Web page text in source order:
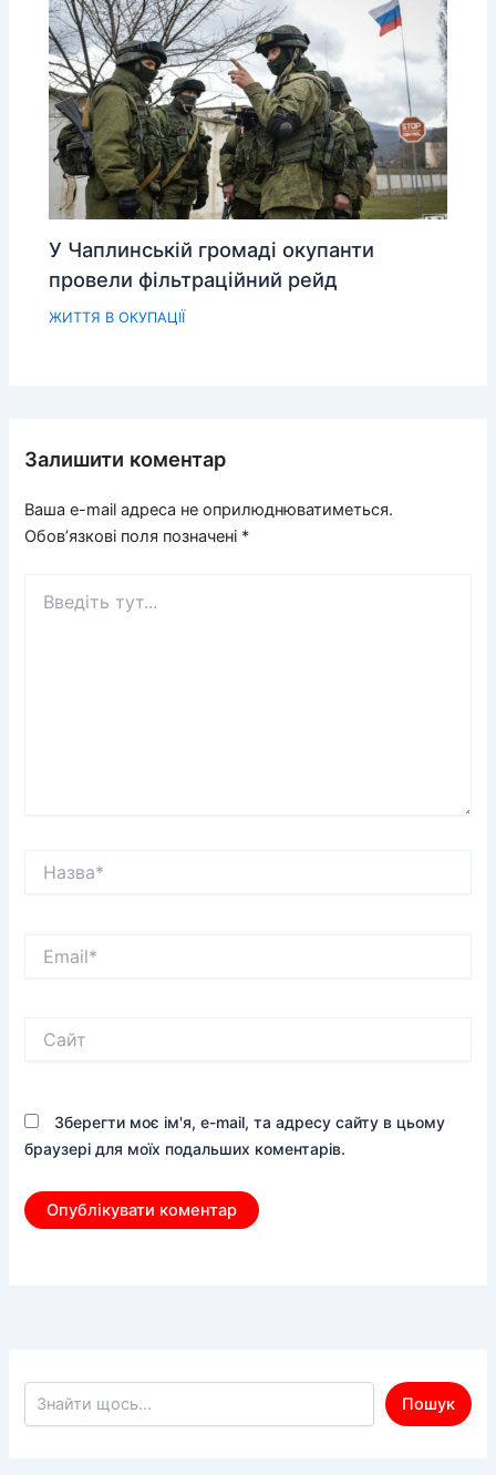
У Чаплинській громаді окупанти
провели фільтраційний рейд
ЖИТТЯ В ОКУПАЦІЇ
Залишити коментар
Ваша e-mail адреса не оприлюднюватиметься.
Обов’язкові поля позначені *
тут...
Зберегти моє ім'я, e-mail, та адресу сайту в цьому
браузері для моїх подальших коментарів.
Пошук по сайту
Пошук